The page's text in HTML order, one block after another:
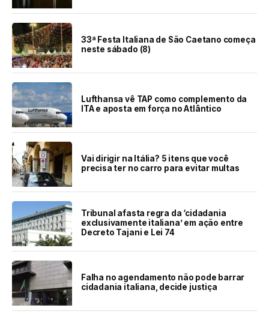
33ª Festa Italiana de São Caetano começa
neste sábado (8)
Lufthansa vê TAP como complemento da
ITA e aposta em força no Atlântico
Vai dirigir na Itália? 5 itens que você
precisa ter no carro para evitar multas
Tribunal afasta regra da ‘cidadania
exclusivamente italiana’ em ação entre
Decreto Tajani e Lei 74
Falha no agendamento não pode barrar
cidadania italiana, decide justiça